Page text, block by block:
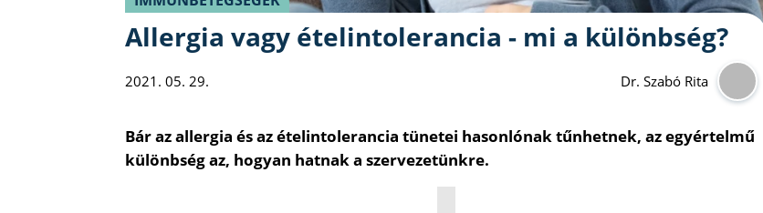
Allergia vagy ételintolerancia - mi a különbség?
2021. 05. 29. Dr. Szabó Rita
Bár az allergia és az ételintolerancia tünetei hasonlónak tűnhetnek, az egyértelmű
különbség az, hogyan hatnak a szervezetünkre.